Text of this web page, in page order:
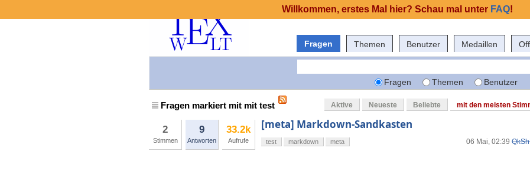
Fragen Themen Benutzer Medaillen
Fragen Themen Benutzer
Fragen markiert mit mit test Aktive Neueste Beliebte mit den meisten
2
Stimmen
9
Antworten
33.2k
Aufrufe
[meta] Markdown-Sandkasten
06 Mai, 02:39
test markdown meta
Willkommen, erstes Mal hier? Schau mal unter FAQ!